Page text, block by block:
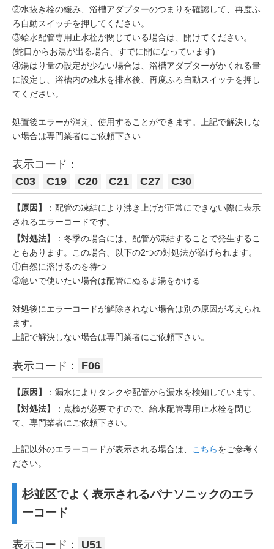
②水抜き栓の緩み、浴槽アダプターのつまりを確認して、再度ふ
ろ自動スイッチを押してください。
③給水配管専用止水栓が閉じている場合は、開けてください。
(蛇口からお湯が出る場合、すでに開になっています)
④湯はり量の設定が少ない場合は、浴槽アダプターがかくれる量
に設定し、浴槽内の残水を排水後、再度ふろ自動スイッチを押し
てください。
処置後エラーが消え、使用することができます。上記で解決しな
い場合は専門業者にご依頼下さい
表示コード：
C03
C19 C20 C21 C27 C30
【原因】
：配管の凍結により沸き上げが正常にできない際に表示
されるエラーコードです。
【対処法】
：冬季の場合には、配管が凍結することで発生するこ
ともあります。この場合、以下の2つの対処法が挙げられます。
①自然に溶けるのを待つ
②急いで使いたい場合は配管にぬるま湯をかける
対処後にエラーコードが解除されない場合は別の原因が考えられ
ます。
上記で解決しない場合は専門業者にご依頼下さい。
表示コード： F06
【原因】
：漏水によりタンクや配管から漏水を検知しています。
【対処法】
：点検が必要ですので、給水配管専用止水栓を閉じ
て、専門業者にご依頼下さい。
上記以外のエラーコードが表示される場合は、 こちらをご参考く
ださい。
杉並区でよく表示されるパナソニックのエラ
ーコード
表示コード： U51